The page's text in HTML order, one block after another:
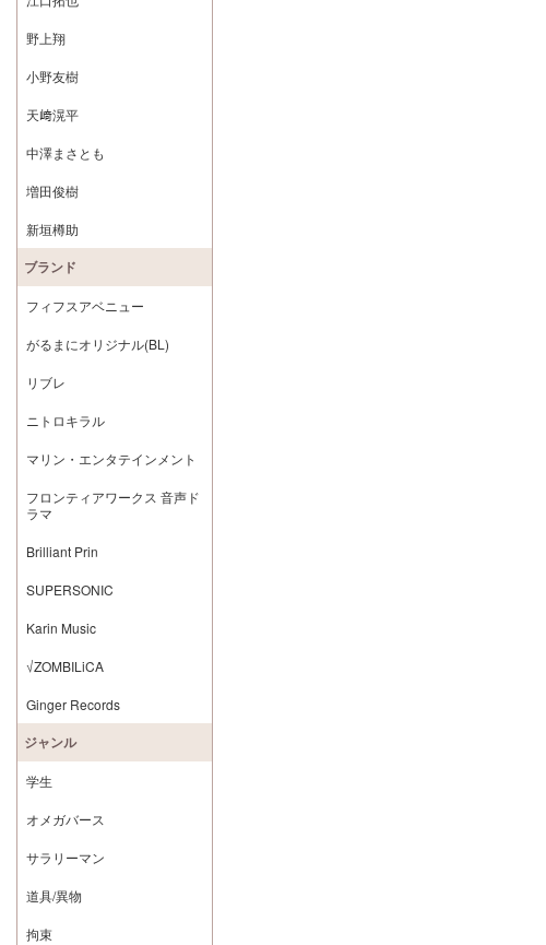
野上翔
小野友樹
天﨑滉平
中澤まさとも
増田俊樹
新垣樽助
ブランド
フィフスアベニュー
がるまにオリジナル(BL)
リブレ
ニトロキラル
マリン・エンタテインメント
フロンティアワークス 音声ド
ラマ
Brilliant Prin
SUPERSONIC
Karin Music
√ZOMBILiCA
Ginger Records
ジャンル
学生
オメガバース
サラリーマン
道具/異物
拘束